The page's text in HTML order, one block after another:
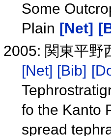
Some
Plain [Net]
2005: 関東平野
[Net] [Bib]
fo the Kanto
spread